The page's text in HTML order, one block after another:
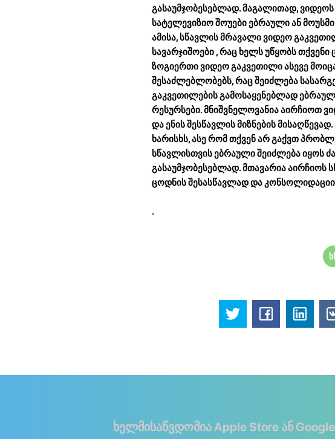
გასაუმჯობესებლად. მაგალითად,
სატელევიზიო შოუები ებრაული ან
ამისა, სწავლის მრავალი ვიდეო
სავარჯიშოები , რაც ხელს უწყობს თქვენი
ზოგიერთი ვიდეო გაკვეთილი ასევე
შესაძლებლობებს, რაც შეიძლება
გაკვეთილების გამოსაყენებლად
რესურსები. მნიშვნელოვანია აირჩიოთ
და ენის შესწავლის მიზნების
ხარისხს, ასე რომ თქვენ არ გაქვთ
სწავლისთვის ებრაული შეიძლება იყოს
გასაუმჯობესებლად.მთავარია აირჩიოს
ცოდნის შესასწავლად და
.
ხელმისაწვდომია Apple Store ან